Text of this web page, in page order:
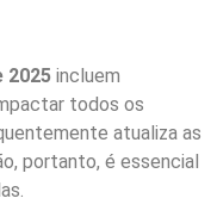
2025 incluem
todos os
atualiza as
portanto, é essencial